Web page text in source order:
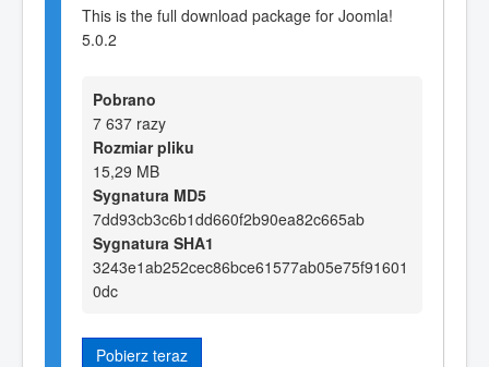
This is the full download package for Joomla!
5.0.2
Pobrano
7 637 razy
Rozmiar pliku
15,29 MB
Sygnatura MD5
7dd93cb3c6b1dd660f2b90ea82c665ab
Sygnatura SHA1
3243e1ab252cec86bce61577ab05e75f91601
0dc
Pobierz teraz